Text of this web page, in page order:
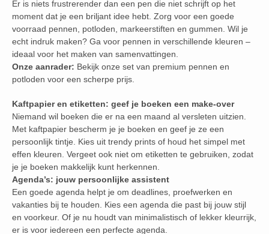
Er is niets frustrerender dan een pen die niet schrijft op het
moment dat je een briljant idee hebt. Zorg voor een goede
voorraad pennen, potloden, markeerstiften en gummen. Wil je
echt indruk maken? Ga voor pennen in verschillende kleuren –
ideaal voor het maken van samenvattingen.
Onze aanrader: Bekijk onze set van premium pennen en
potloden voor een scherpe prijs.
Kaftpapier en etiketten: geef je boeken een make-over
Niemand wil boeken die er na een maand al versleten uitzien.
Met kaftpapier bescherm je je boeken en geef je ze een
persoonlijk tintje. Kies uit trendy prints of houd het simpel met
effen kleuren. Vergeet ook niet om etiketten te gebruiken, zodat
je je boeken makkelijk kunt herkennen.
Agenda’s: jouw persoonlijke assistent
Een goede agenda helpt je om deadlines, proefwerken en
vakanties bij te houden. Kies een agenda die past bij jouw stijl
en voorkeur. Of je nu houdt van minimalistisch of lekker kleurrijk,
er is voor iedereen een perfecte agenda.